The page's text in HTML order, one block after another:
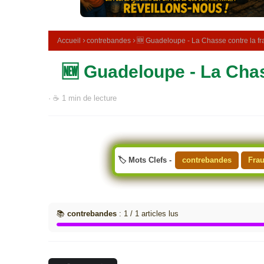
i
i
n
l
Accueil contrebandes 🆕 Guadeloupe - La Chasse contre la
🆕 Guadeloupe - La
· ☕ 1 min de lecture
🏷️ Mots Clefs - contrebandes
📚 contrebandes : 1 / 1 articles lus